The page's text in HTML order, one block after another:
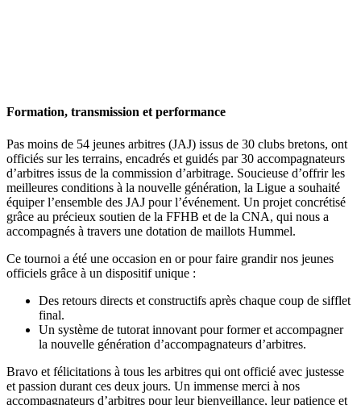
Formation, transmission et performance
Pas moins de 54 jeunes arbitres (JAJ) issus de 30 clubs bretons, ont
officiés sur les terrains, encadrés et guidés par 30 accompagnateurs
d’arbitres issus de la commission d’arbitrage. Soucieuse d’offrir les
meilleures conditions à la nouvelle génération, la Ligue a souhaité
équiper l’ensemble des JAJ pour l’événement. Un projet concrétisé
grâce au précieux soutien de la FFHB et de la CNA, qui nous a
accompagnés à travers une dotation de maillots Hummel.
Ce tournoi a été une occasion en or pour faire grandir nos jeunes
officiels grâce à un dispositif unique :
Des retours directs et constructifs après chaque coup de sifflet
final.
Un système de tutorat innovant pour former et accompagner
la nouvelle génération d’accompagnateurs d’arbitres.
Bravo et félicitations à tous les arbitres qui ont officié avec justesse
et passion durant ces deux jours. Un immense merci à nos
accompagnateurs d’arbitres pour leur bienveillance, leur patience et